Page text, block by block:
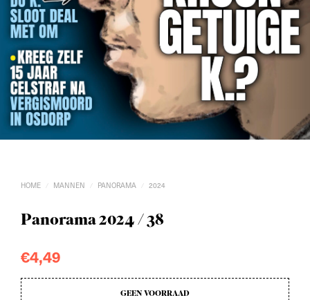
HOME / MANNEN / PANORAMA / 2024
Panorama 2024 / 38
€4,49
GEEN VOORRAAD